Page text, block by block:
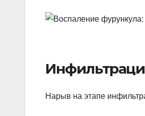
Нарыв на этапе